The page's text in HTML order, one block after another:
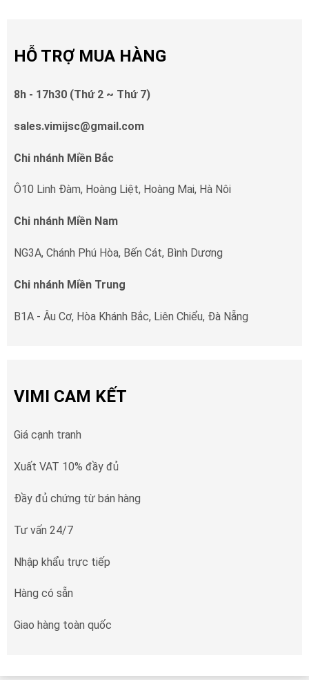
HỖ TRỢ MUA HÀNG
8h - 17h30 (Thứ 2 ~ Thứ 7)
sales.vimijsc@gmail.com
Chi nhánh Miền Bắc
Ô10 Linh Đàm, Hoàng Liệt, Hoàng Mai, Hà Nôi
Chi nhánh Miền Nam
NG3A, Chánh Phú Hòa, Bến Cát, Bình Dương
Chi nhánh Miền Trung
B1A - Âu Cơ, Hòa Khánh Bắc, Liên Chiểu, Đà Nẵng
VIMI CAM KẾT
Giá cạnh tranh
Xuất VAT 10% đầy đủ
Đầy đủ chứng từ bán hàng
Tư vấn 24/7
Nhập khẩu trực tiếp
Hàng có sẵn
Giao hàng toàn quốc